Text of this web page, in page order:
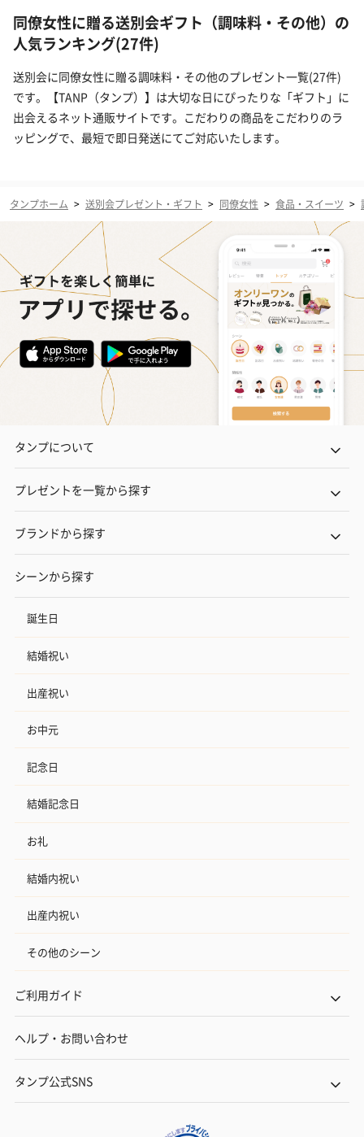
同僚女性に贈る送別会ギフト（調味料・その他）の
人気ランキング(27件)
送別会に同僚女性に贈る調味料・その他のプレゼント一覧(27件)
です。【TANP（タンプ）】は大切な日にぴったりな「ギフト」に
出会えるネット通販サイトです。こだわりの商品をこだわりのラ
ッピングで、最短で即日発送にてご対応いたします。
タンプホーム > 送別会プレゼント・ギフト > 同僚女性 > 食品・スイーツ >
タンプについて
プレゼントを一覧から探す
ブランドから探す
シーンから探す
誕生日
結婚祝い
出産祝い
お中元
記念日
結婚記念日
お礼
結婚内祝い
出産内祝い
その他のシーン
ご利用ガイド
ヘルプ・お問い合わせ
タンプ公式SNS